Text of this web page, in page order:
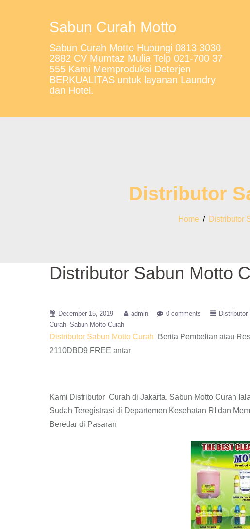
Sabun Curah Motto
Sabun Curah Motto Hubungi 0813 3030
2882 CV Mumtaz Mulia Telp 021-700 37
555 Kami Memproduksi Deterjen
BERKUALITAS untuk layanan Laundry
dan Hotel.
Distributor
Home / Distributor
Distributor Sabun Motto
December 15, 2019 admin 0 comments Distributor
Curah Sabun Motto Curah
Distributor Sabun Motto Curah
Berita Pembelian atau
2110DBD9 FREE antar
Kami Distributor Curah di Jakarta. Sabun Motto Curah
Sudah Teregistrasi di Departemen Kesehatan RI dan
Beredar di Pasaran